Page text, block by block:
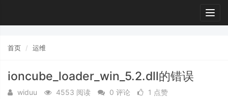
首页 运维
ioncube_loader_win_5.2.dll的错误
widuu 4553 阅读 0 评论
1 点赞